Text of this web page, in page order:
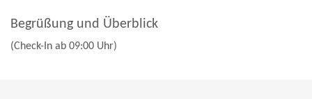
Begrüßung und Überblick
(Check-In ab 09:00 Uhr)